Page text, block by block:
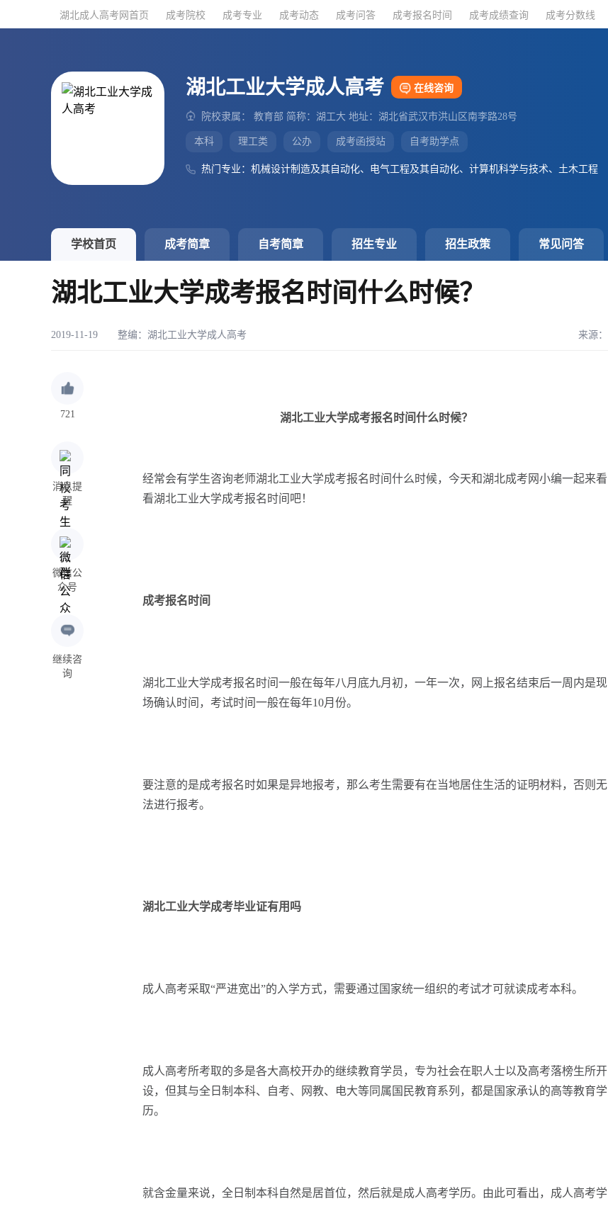
湖北成人高考网首页 成考院校 成考专业 成考动态 成考问答 成考报名时间 成考成绩查询 成考分数线
湖北工业大学成人高考 在线咨询
院校隶属： 教育部 简称：湖工大 地址：湖北省武汉市洪山区南李路28号
本科 理工类 公办 成考函授站 自考助学点
热门专业：机械设计制造及其自动化、电气工程及其自动化、计算机科学与技术、土木工程
学校首页 成考简章 自考简章 招生专业 招生政策 常见问答
湖北工业大学成考报名时间什么时候？
2019-11-19 整编： 湖北工业大学成人高考 来源：
721
消息提
醒
微信公
众号
继续咨
询
湖北工业大学成考报名时间什么时候？
经常会有学生咨询老师湖北工业大学成考报名时间什么时候，今天和湖北成考网小编一起来看
看湖北工业大学成考报名时间吧！
成考报名时间
湖北工业大学成考报名时间一般在每年八月底九月初，一年一次，网上报名结束后一周内是现
场确认时间，考试时间一般在每年10月份。
要注意的是成考报名时如果是异地报考，那么考生需要有在当地居住生活的证明材料，否则无
法进行报考。
湖北工业大学成考毕业证有用吗
成人高考采取“严进宽出”的入学方式，需要通过国家统一组织的考试才可就读成考本科。
成人高考所考取的多是各大高校开办的继续教育学员，专为社会在职人士以及高考落榜生所开
设，但其与全日制本科、自考、网教、电大等同属国民教育系列，都是国家承认的高等教育学
历。
就含金量来说，全日制本科自然是居首位，然后就是成人高考学历。由此可看出，成人高考学
湖北成人高考网首页 成考院校 成考专业 成考动态 成考问答 成考报名时间 成考成绩查询 成考分数线